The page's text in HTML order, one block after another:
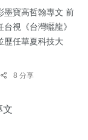
墨寶高哲翰專文 前
視《台灣曬龍》
歷任華夏科技大
8 分享